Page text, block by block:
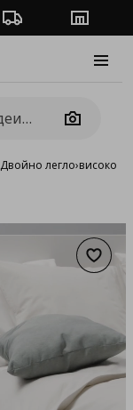
Проследяване на
Camera
Двойно легло›високо